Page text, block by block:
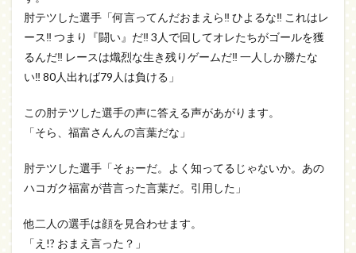
肘テツした選手「何言ってんだおまえら‼ ひよるな‼ これはレ
ース‼ つまり『闘い』だ‼ 3人で回してオレたちがゴールを獲
るんだ‼ レースは熾烈な生き残りゲームだ‼ 一人しか勝たな
い‼ 80人出れば79人は負ける」
この肘テツした選手の声に答える声があがります。
「そら、福富さんんの言葉だな」
肘テツした選手「そぉーだ。よく知ってるじゃないか。あの
ハコガク福富が昔言った言葉だ。引用した」
他二人の選手は顔を見合わせます。
「え!? おまえ言った？」